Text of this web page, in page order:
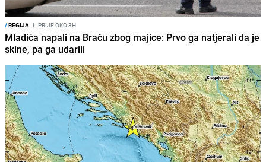
/REGIJA I PRIJE OKO 3H
Mladića napali na Braču zbog majice: Prvo ga natjerali da je
skine, pa ga udarili